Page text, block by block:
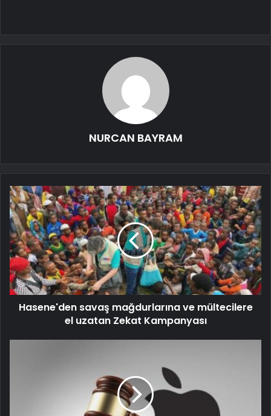
NURCAN BAYRAM
Hasene'den savaş mağdurlarına ve mültecilere
el uzatan Zekat Kampanyası